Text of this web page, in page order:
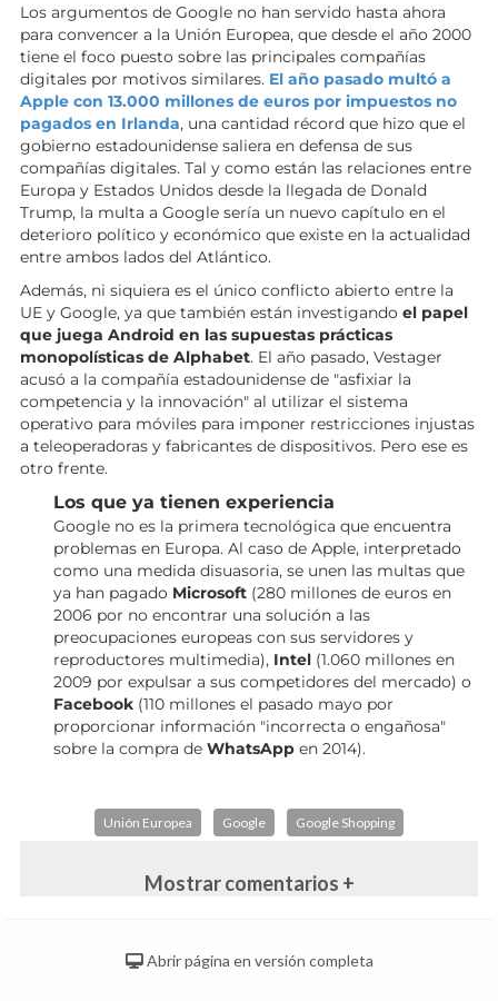
Los argumentos de Google no han servido hasta ahora
para convencer a la Unión Europea, que desde el año 2000
tiene el foco puesto sobre las principales compañías
digitales por motivos similares. El año pasado multó a
Apple con 13.000 millones de euros por impuestos no
pagados en Irlanda, una cantidad récord que hizo que el
gobierno estadounidense saliera en defensa de sus
compañías digitales. Tal y como están las relaciones entre
Europa y Estados Unidos desde la llegada de Donald
Trump, la multa a Google sería un nuevo capítulo en el
deterioro político y económico que existe en la actualidad
entre ambos lados del Atlántico.
Además, ni siquiera es el único conflicto abierto entre la
UE y Google, ya que también están investigando el papel
que juega Android en las supuestas prácticas
monopolísticas de Alphabet. El año pasado, Vestager
acusó a la compañía estadounidense de "asfixiar la
competencia y la innovación" al utilizar el sistema
operativo para móviles para imponer restricciones injustas
a teleoperadoras y fabricantes de dispositivos. Pero ese es
otro frente.
Los que ya tienen experiencia
Google no es la primera tecnológica que encuentra
problemas en Europa. Al caso de Apple, interpretado
como una medida disuasoria, se unen las multas que
ya han pagado Microsoft (280 millones de euros en
2006 por no encontrar una solución a las
preocupaciones europeas con sus servidores y
reproductores multimedia), Intel (1.060 millones en
2009 por expulsar a sus competidores del mercado) o
Facebook (110 millones el pasado mayo por
proporcionar información "incorrecta o engañosa"
sobre la compra de WhatsApp en 2014).
Unión Europea Google Google Shopping
Mostrar comentarios +
Abrir página en versión completa